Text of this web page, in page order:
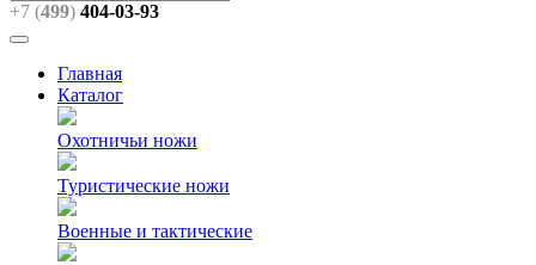
+7 (499) 404-03-93
Главная
Каталог
Охотничьи ножи
Туристические ножи
Военные и тактические